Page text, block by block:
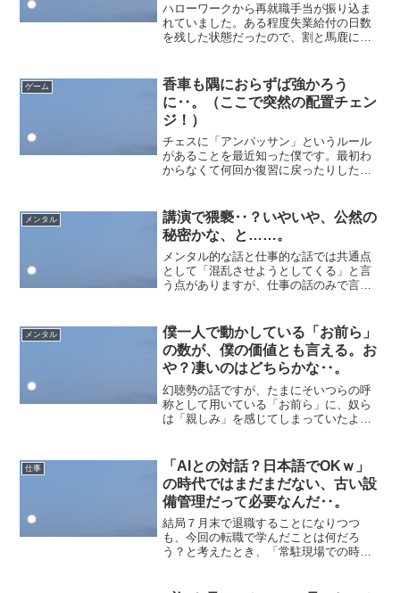
ハローワークから再就職手当が振り込ま
れていました。ある程度失業給付の日数
を残した状態だったので、割と馬鹿にな
分だったものが転職者にも還元されるよ
うになったのだと思えば、...
ゲーム
香車も隅におらずば強かろう
に‥。（ここで突然の配置チェン
ジ！）
チェスに「アンパッサン」というルール
があることを最近知った僕です。最初わ
からなくて何回か復習に戻ったりしたの
る」、というのは別に将棋でもよくある
「成金」と同じ概念だ...
メンタル
講演で猥褻‥？いやいや、公然の
秘密かな、と……。
メンタル的な話と仕事的な話では共通点
として「混乱させようとしてくる」と言
う点がありますが、仕事の話のみで言え
通に知らない」のパターンもありつつ。
経験上、初期に色々あった...
メンタル
僕一人で動かしている「お前ら」
の数が、僕の価値とも言える。お
や？凄いのはどちらかな‥。
幻聴勢の話ですが、たまにそいつらの呼
称として用いている「お前ら」に、奴ら
は「親しみ」を感じてしまっていたよう
う定められた特定の名前があるにしろ、
お前らの名はどちらに載っ...
仕事
「AIとの対話？日本語でOKｗ」
の時代ではまだまだない、古い設
備管理だって必要なんだ‥。
結局７月末で退職することになりつつ
も、今回の転職で学んだことは何だろ
う？と考えたとき、「常駐現場での時間